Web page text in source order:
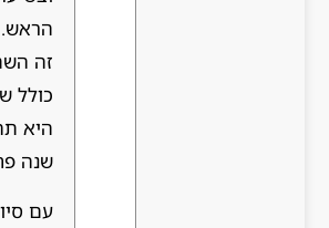
הראש.
זה
כולל
היא
שנה
עם